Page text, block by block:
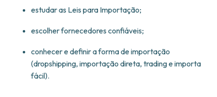
estudar as Leis para Importação;
escolher fornecedores confiáveis;
conhecer e definir a forma de importação
(dropshipping, importação direta, trading e importa
fácil).